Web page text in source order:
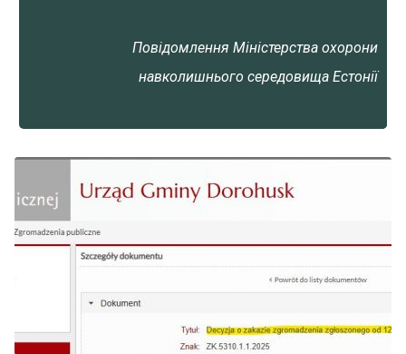
Повідомлення Міністерства охорони
навколишнього середовища Естонії